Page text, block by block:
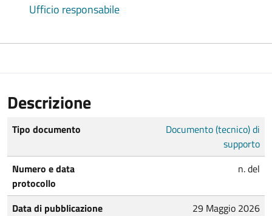
Ufficio responsabile
Descrizione
Tipo documento
Documento (tecnico) di
supporto
Numero e data
protocollo
n. del
Data di pubblicazione
29 Maggio 2026